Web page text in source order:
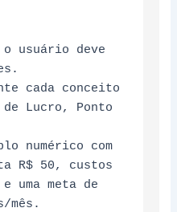
usuário deve
cada conceito
de Lucro, Ponto
numérico com
R$ 50, custos
uma meta de
mês.